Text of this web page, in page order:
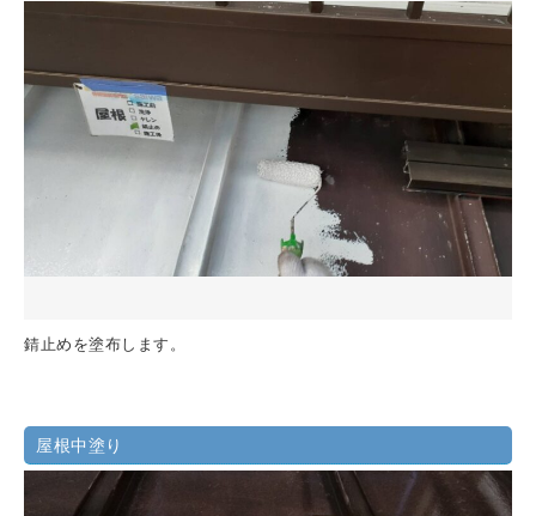
錆止めを塗布します。
屋根中塗り